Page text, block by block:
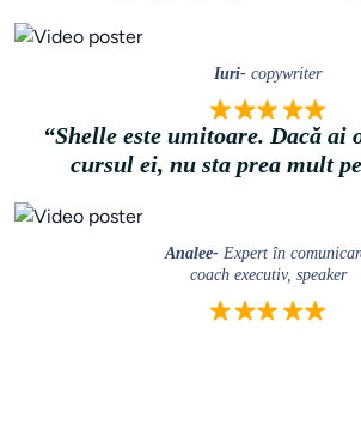
Iuri- copywriter
“Shelle este umitoare. Dacă ai
cursul ei, nu sta prea mult
Analee- Expert în
coach executiv, speaker